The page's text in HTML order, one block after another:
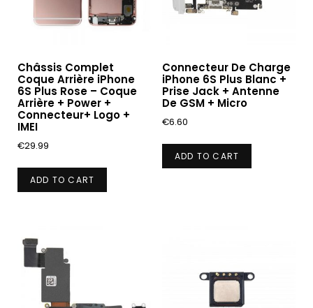
Châssis Complet
Coque Arrière iPhone
6S Plus Rose – Coque
Arrière + Power +
Connecteur+ Logo +
IMEI
€29.99
ADD TO CART
Connecteur De Charge
iPhone 6S Plus Blanc +
Prise Jack + Antenne
De GSM + Micro
€6.60
ADD TO CART